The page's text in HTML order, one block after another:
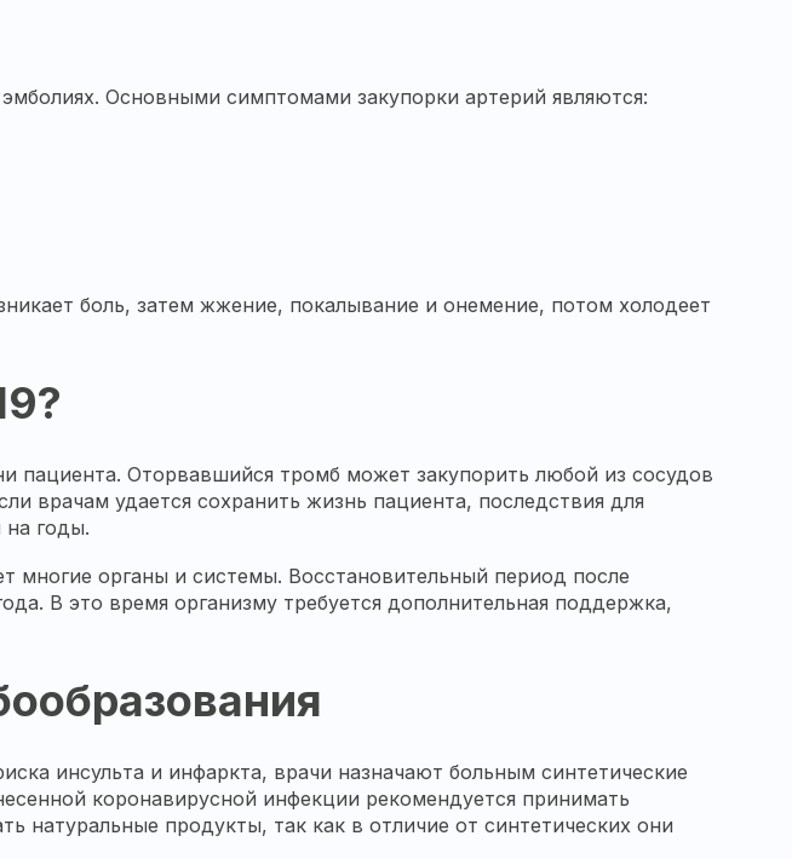
Основными симптомами закупорки артерий являются:
боль, затем жжение, покалывание и онемение, потом холодеет
пациента. Оторвавшийся тромб может закупорить любой из сосудов
врачам удается сохранить жизнь пациента, последствия для
на годы.
многие органы и системы. Восстановительный период после
В это время организму требуется дополнительная поддержка,
инсульта и инфаркта, врачи назначают больным синтетические
коронавирусной инфекции рекомендуется принимать
продукты, так как в отличие от синтетических они